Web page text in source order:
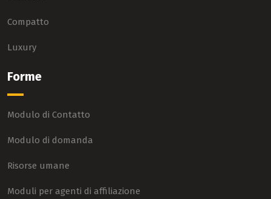
Compatto
Luxury
Forme
Modulo di Contatto
Modulo di domanda
Risorse umane
Moduli per agenti di affiliazione